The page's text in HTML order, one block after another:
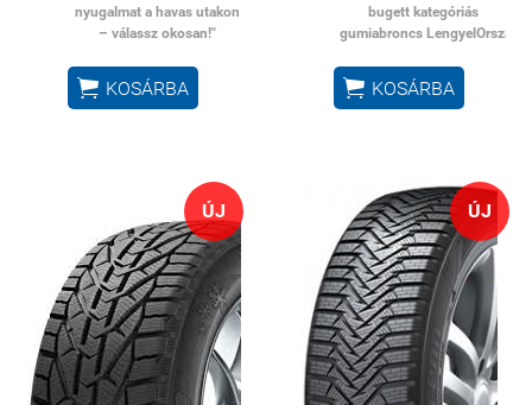
nyugalmat a havas utakon
– válassz okosan!"
 KOSÁRBA
bugett kategóriás
gumiabroncs
 KOSÁRBA
ÚJ ÚJ